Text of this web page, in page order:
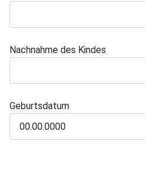
Nachnahme des Kindes
Geburtsdatum